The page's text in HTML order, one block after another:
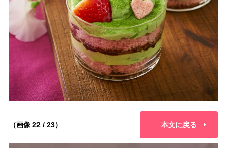
（画像 22 / 23） 本文に戻る